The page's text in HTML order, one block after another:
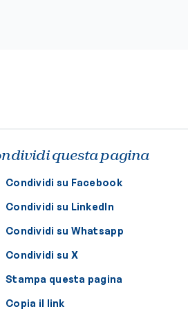
questa pagina
Condividi su Facebook
Condividi su LinkedIn
Condividi su Whatsapp
Condividi su X
Stampa questa pagina
Copia il link